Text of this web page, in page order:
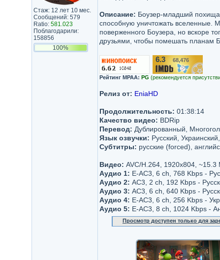
Стаж: 12 лет 10 мес.
Сообщений: 579
Ratio: 581.023
Поблагодарили:
158856
100%
Описание: Боузер-младший
способную уничтожать вселенные.
поверженного Боузера, но вскоре
друзьями, чтобы помешать планам
6.3/10 68,476
Рейтинг MPAA: PG (рекомендуется
Релиз от: EniaHD
Продолжительность: 01:38:14
Качество видео: BDRip
Перевод: Дублированный,
Язык озвучки: Русский,
Субтитры: русские (forced),
Видео: AVC/H.264, 1920x804, ~15.3
Аудио 1: E-AC3, 6 ch, 768 Kbps -
Аудио 2: AC3, 2 ch, 192 Kbps -
Аудио 3: AC3, 6 ch, 640 Kbps -
Аудио 4: E-AC3, 6 ch, 256 Kbps -
Аудио 5: E-AC3, 8 ch, 1024 Kbps -
Просмотр доступен только для